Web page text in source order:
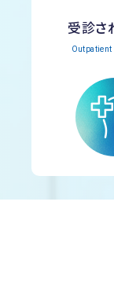
受診さ
Outpatient